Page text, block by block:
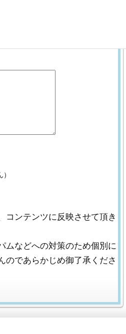
コンテンツに反映させて頂き
ムなどへの対策のため個別に
のであらかじめ御了承くださ